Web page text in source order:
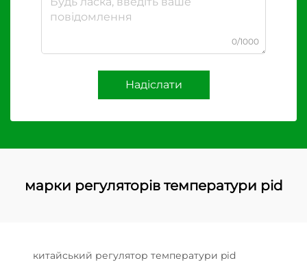
0/1000
Надіслати
марки регуляторів температури pid
китайський регулятор температури pid